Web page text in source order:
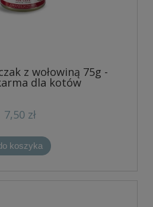
z wołowiną 75g -
dla kotów
7,50 zł
koszyka